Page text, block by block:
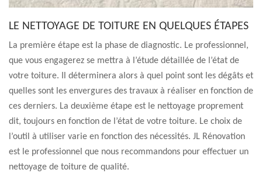
LE NETTOYAGE DE TOITURE EN QUELQUES ÉTAPES
La première étape est la phase de diagnostic. Le professionnel,
que vous engagerez se mettra à l’étude détaillée de l’état de
votre toiture. Il déterminera alors à quel point sont les dégâts et
quelles sont les envergures des travaux à réaliser en fonction de
ces derniers. La deuxième étape est le nettoyage proprement
dit, toujours en fonction de l’état de votre toiture. Le choix de
l’outil à utiliser varie en fonction des nécessités. JL Rénovation
est le professionnel que nous recommandons pour effectuer un
nettoyage de toiture de qualité.